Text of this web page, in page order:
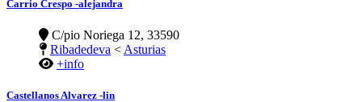
Carrio Crespo -alejandra
C/pio Noriega 12, 33590
Ribadedeva < Asturias
+info
Castellanos Alvarez -lin